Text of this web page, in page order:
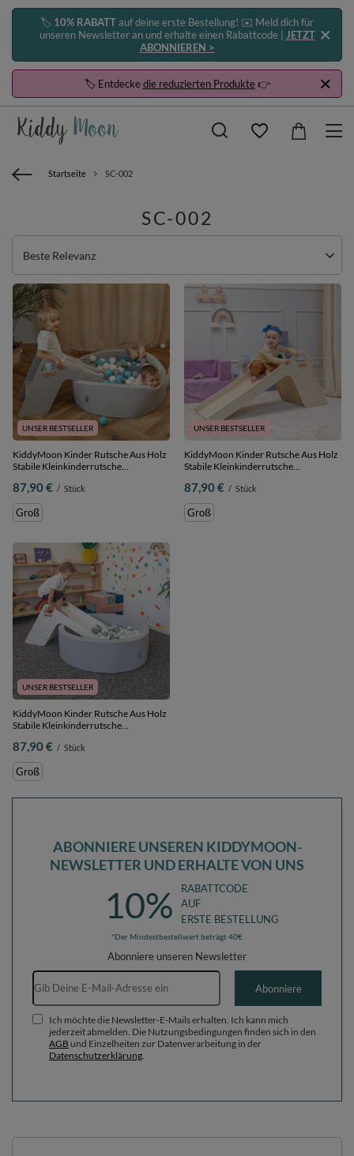
🏷️ 10% RABATTauf deine erste Bestellung! ✉️ Meld dich für
unseren Newsletter an und erhalte einen Rabattcode | JETZT
ABONNIEREN >
🏷️ Entdeckedie reduzierten Produkte👉
Startseite SC-002
SC-002
Sortierung ändern
Beste Relevanz
UNSER BESTSELLER
KiddyMoon Kinder Rutsche Aus Holz
Stabile Kleinkinderrutsche
87,90 € / Stück
Groß
UNSER BESTSELLER
KiddyMoon Kinder Rutsche Aus Holz
Stabile Kleinkinderrutsche
Groß
87,90 € / Stück
Groß
UNSER BESTSELLER
KiddyMoon Kinder Rutsche Aus Holz
Stabile Kleinkinderrutsche
87,90 € / Stück
Groß
ABONNIERE UNSEREN KIDDYMOON-
NEWSLETTER UND ERHALTE VON UNS
10%
RABATTCODE
AUF
ERSTE BESTELLUNG
*Der Mindestbestellwert beträgt 40€
Abonniere unseren Newsletter
E-Mail-Adresse
Abonniere
Ich möchte die Newsletter-E-Mails erhalten. Ich kann mich
jederzeit abmelden. Die Nutzungsbedingungen finden sich in den
AGB und Einzelheiten zur Datenverarbeitung in der
Datenschutzerklärung